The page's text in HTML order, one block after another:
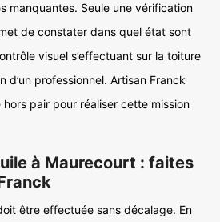
manquantes. Seule une vérification
de constater dans quel état sont
visuel s’effectuant sur la toiture
d’un professionnel. Artisan Franck
hors pair pour réaliser cette mission
à Maurecourt : faites
être effectuée sans décalage. En